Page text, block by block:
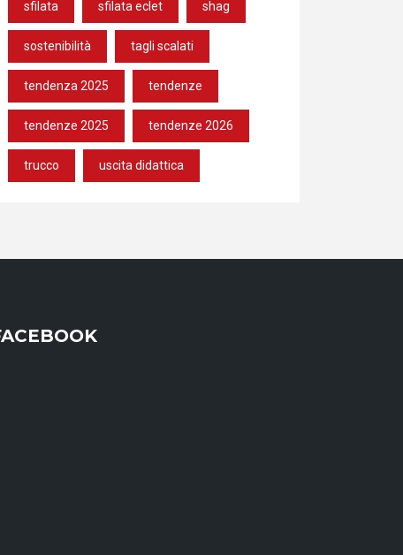
sfilata sfilata eclet shag
sostenibilità tagli scalati
tendenza 2025 tendenze
tendenze 2025 tendenze 2026
trucco uscita didattica